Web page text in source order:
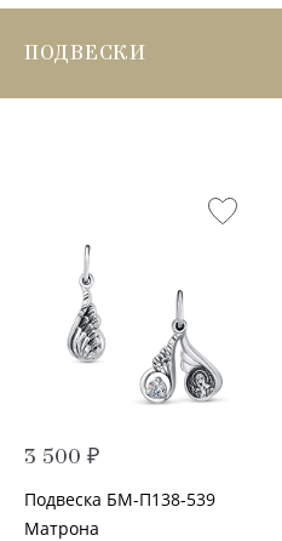
ПОДВЕСКИ
3 500 ₽
Подвеска БМ-П138-539
Матрона